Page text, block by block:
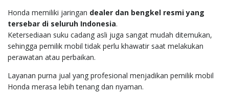
Honda memiliki jaringan dealer dan bengkel resmi yang
tersebar di seluruh Indonesia.
Ketersediaan suku cadang asli juga sangat mudah ditemukan,
sehingga pemilik mobil tidak perlu khawatir saat melakukan
perawatan atau perbaikan.
Layanan purna jual yang profesional menjadikan pemilik mobil
Honda merasa lebih tenang dan nyaman.